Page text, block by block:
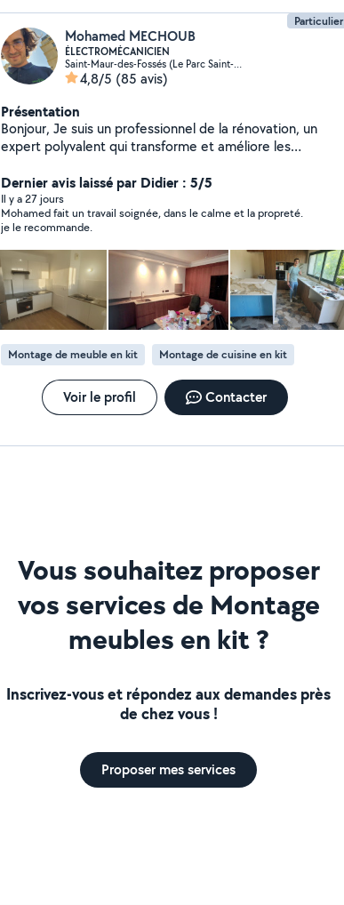
Particulier
Mohamed MECHOUB
ÉLECTROMÉCANICIEN
Saint-Maur-des-Fossés (Le Parc Saint-Maur 4)
4,8/5 (85 avis)
Présentation
Bonjour, Je suis un professionnel de la rénovation, un
expert polyvalent qui transforme et améliore les
technique en travaux tels que montage cuisine,
peinture, plomberie, l'électricité, carrelage,
terasse&clôture en bois et bien plus. Je suis attentif
aux besoins de mes clients, capable de proposer des
solutions sur mesure pour moderniser, réparer ou
réaménager tout type d'intérieur ou d'extérieur. Grâce
à ma précision, ma créativité et ma maîtrise des outils
et des matériaux, me garantisse des résultats de
qualité, alliant esthétique et fonctionnalité. Équipé et
disponible pour les travaux demandés. Merci de me
contacter afin d'avoir plus de détails. Cordialement,
Dernier avis laissé par Didier : 5/5
Il y a 27 jours
Mohamed fait un travail soignée, dans le calme et la propreté.
je le recommande.
Montage de meuble en kit Montage de cuisine en kit
Voir le profil Contacter
Vous souhaitez proposer
vos services de Montage
meubles en kit ?
Inscrivez-vous et répondez aux demandes près
de chez vous !
Proposer mes services